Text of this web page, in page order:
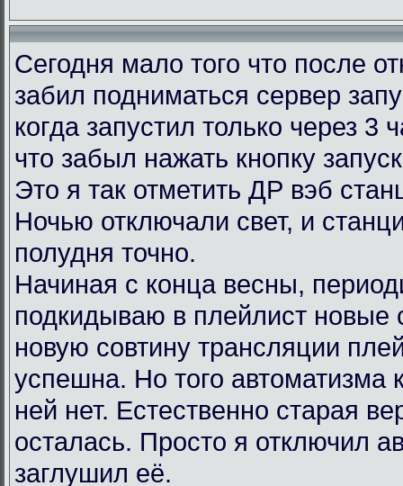
Сегодня мало того что после
забил подниматься сервер
когда запустил только через 3
что забыл нажать кнопку
Это я так отметить ДР вэб
Ночью отключали свет, и
полудня точно.
Начиная с конца весны,
подкидываю в плейлист новые
новую совтину трансляции
успешна. Но того автоматизма
ней нет. Естественно старая
осталась. Просто я отключил
заглушил её.